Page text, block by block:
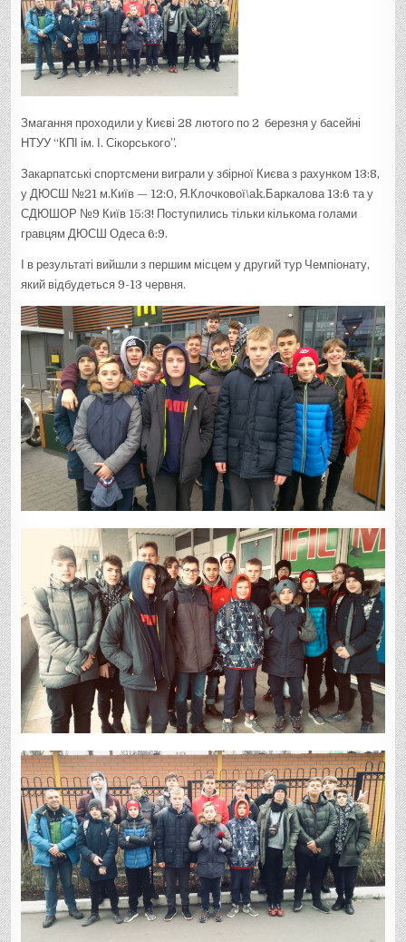
Змагання проходили у Києві 28 лютого по 2 березня у басейні
НТУУ “КПІ ім. І. Сікорського”.
Закарпатські спортсмени виграли у збірної Києва з рахунком 13:8,
у ДЮСШ №21 м.Київ — 12:0, Я.Клочкової\аk.Баркалова 13:6 та у
СДЮШОР №9 Київ 15:3! Поступились тільки кількома голами
гравцям ДЮСШ Одеса 6:9.
І в результаті вийшли з першим місцем у другий тур Чемпіонату,
який відбудеться 9-13 червня.